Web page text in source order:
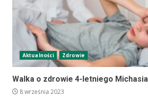
Aktualności Zdrowie
Walka o zdrowie 4-letniego Michasia
8 września 2023